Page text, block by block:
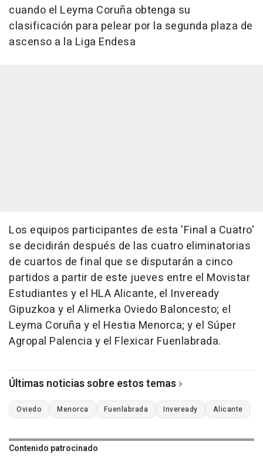
cuando el Leyma Coruña obtenga su
clasificación para pelear por la segunda plaza de
ascenso a la Liga Endesa
Los equipos participantes de esta 'Final a Cuatro'
se decidirán después de las cuatro eliminatorias
de cuartos de final que se disputarán a cinco
partidos a partir de este jueves entre el Movistar
Estudiantes y el HLA Alicante, el Inveready
Gipuzkoa y el Alimerka Oviedo Baloncesto; el
Leyma Coruña y el Hestia Menorca; y el Súper
Agropal Palencia y el Flexicar Fuenlabrada.
Últimas noticias sobre estos temas
Oviedo Menorca Fuenlabrada Inveready Alicante
Contenido patrocinado